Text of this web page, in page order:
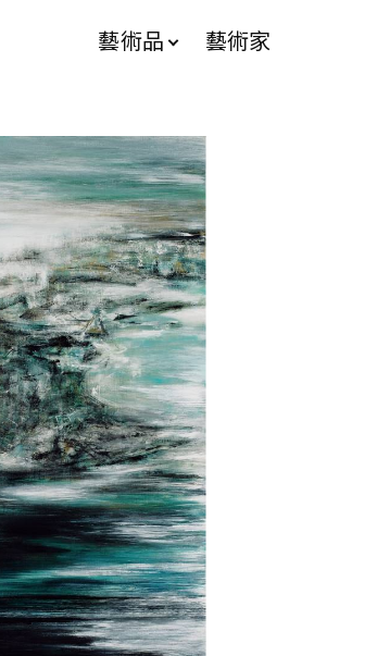
藝術品 藝術家